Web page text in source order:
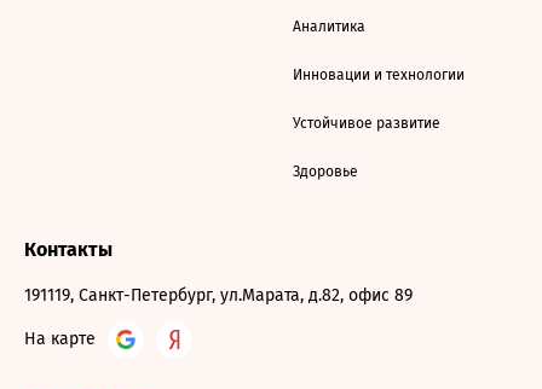
Аналитика
Инновации и технологии
Устойчивое развитие
Здоровье
Контакты
191119, Санкт-Петербург, ул.Марата, д.82, офис 89
На карте